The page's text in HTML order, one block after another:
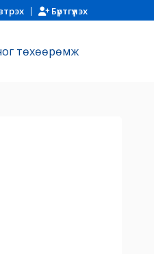
Бүртгүүлэх
төхөөрөмж